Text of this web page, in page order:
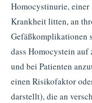
Homocystinurie, einer
Krankheit litten, an
Gefäßkomplikationen
dass Homocystein
und bei Patienten
einen Risikofaktor
darstellt), die an